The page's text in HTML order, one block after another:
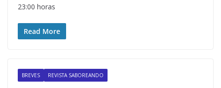
23:00 horas
Read More
BREVES REVISTA SABOREANDO